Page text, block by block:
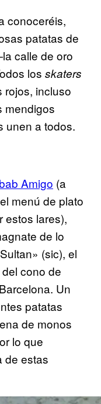
conoceréis,
patatas de
calle de oro
los skaters
rojos, incluso
mendigos
unen a todos.
Amigo (a
menú de plato
estos lares),
de lo
(sic), el
cono de
Un
patatas
de monos
lo que
de estas